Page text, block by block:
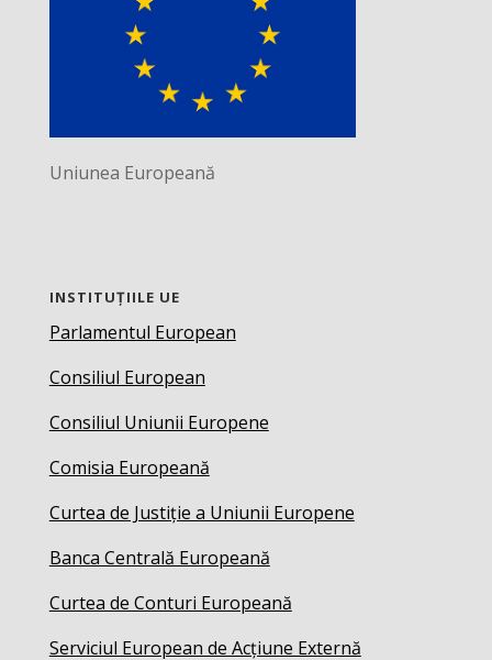
Uniunea Europeană
INSTITUȚIILE UE
Parlamentul European
Consiliul European
Consiliul Uniunii Europene
Comisia Europeană
Curtea de Justiție a Uniunii Europene
Banca Centrală Europeană
Curtea de Conturi Europeană
Serviciul European de Acțiune Externă